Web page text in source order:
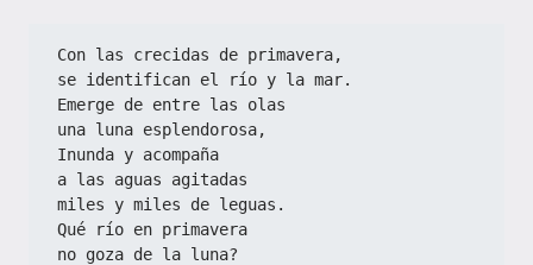
Con las crecidas de primavera,
se identifican el río y la mar.
Emerge de entre las olas
una luna esplendorosa,
Inunda y acompaña
a las aguas agitadas
miles y miles de leguas.
Qué río en primavera
no goza de la luna?